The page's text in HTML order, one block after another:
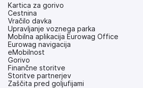
Kartica za gorivo
Cestnina
Vračilo davka
Upravljanje voznega parka
Mobilna aplikacija Eurowag Office
Eurowag navigacija
eMobilnost
Gorivo
Finančne storitve
Storitve partnerjev
Zaščita pred goljufijami